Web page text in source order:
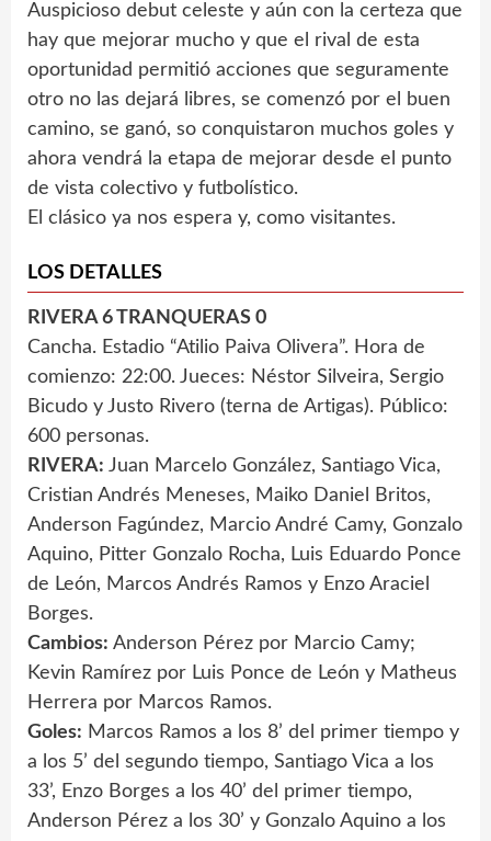
Auspicioso debut celeste y aún con la certeza que
hay que mejorar mucho y que el rival de esta
oportunidad permitió acciones que seguramente
otro no las dejará libres, se comenzó por el buen
camino, se ganó, so conquistaron muchos goles y
ahora vendrá la etapa de mejorar desde el punto
de vista colectivo y futbolístico.
El clásico ya nos espera y, como visitantes.
LOS DETALLES
RIVERA 6 TRANQUERAS 0
Cancha. Estadio “Atilio Paiva Olivera”. Hora de
comienzo: 22:00. Jueces: Néstor Silveira, Sergio
Bicudo y Justo Rivero (terna de Artigas). Público:
600 personas.
RIVERA: Juan Marcelo González, Santiago Vica,
Cristian Andrés Meneses, Maiko Daniel Britos,
Anderson Fagúndez, Marcio André Camy, Gonzalo
Aquino, Pitter Gonzalo Rocha, Luis Eduardo Ponce
de León, Marcos Andrés Ramos y Enzo Araciel
Borges.
Cambios: Anderson Pérez por Marcio Camy;
Kevin Ramírez por Luis Ponce de León y Matheus
Herrera por Marcos Ramos.
Goles: Marcos Ramos a los 8’ del primer tiempo y
a los 5’ del segundo tiempo, Santiago Vica a los
33’, Enzo Borges a los 40’ del primer tiempo,
Anderson Pérez a los 30’ y Gonzalo Aquino a los